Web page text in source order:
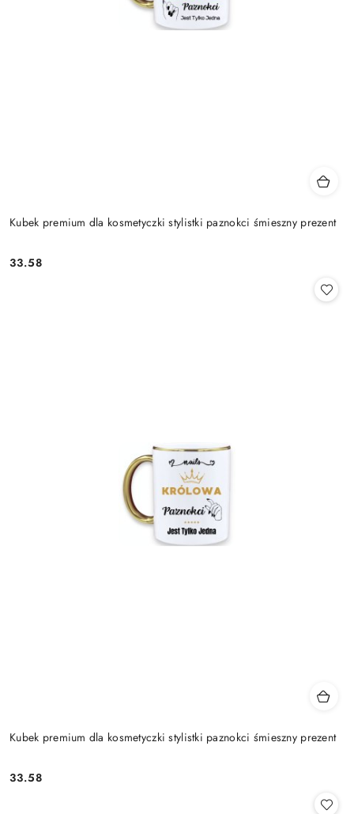
Kubek premium dla kosmetyczki stylistki paznokci śmieszny prezent
Cena:
33.58
Kubek premium dla kosmetyczki stylistki paznokci śmieszny prezent
Cena:
33.58